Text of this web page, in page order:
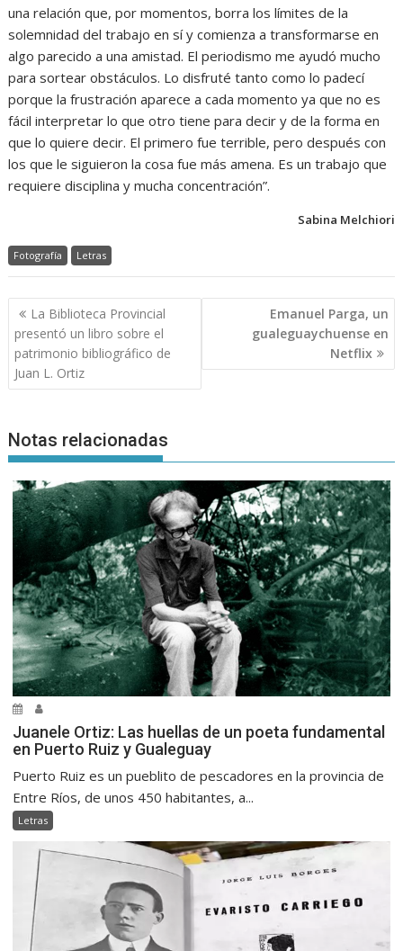
una relación que, por momentos, borra los límites de la
solemnidad del trabajo en sí y comienza a transformarse en
algo parecido a una amistad. El periodismo me ayudó mucho
para sortear obstáculos. Lo disfruté tanto como lo padecí
porque la frustración aparece a cada momento ya que no es
fácil interpretar lo que otro tiene para decir y de la forma en
que lo quiere decir. El primero fue terrible, pero después con
los que le siguieron la cosa fue más amena. Es un trabajo que
requiere disciplina y mucha concentración”.
Sabina Melchiori
Fotografía Letras
Navegación
de
entradas
La Biblioteca Provincial
presentó un libro sobre el
patrimonio bibliográfico de
Juan L. Ortiz
Emanuel Parga, un
gualeguaychuense en
Netflix
Notas relacionadas
Juanele Ortiz: Las huellas de un poeta fundamental
en Puerto Ruiz y Gualeguay
Puerto Ruiz es un pueblito de pescadores en la provincia de
Entre Ríos, de unos 450 habitantes, a...
Letras